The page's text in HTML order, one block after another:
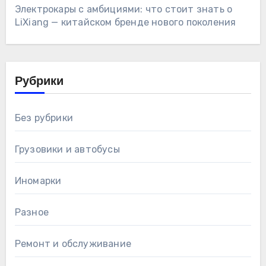
Электрокары с амбициями: что стоит знать о
LiXiang — китайском бренде нового поколения
Рубрики
Без рубрики
Грузовики и автобусы
Иномарки
Разное
Ремонт и обслуживание